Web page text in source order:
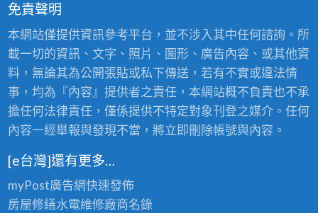
免責聲明
本網站僅提供資訊參考平台，並不涉入其中任何諮詢。所
載一切的資訊、文字、照片、圖形、廣告內容、或其他資
料，無論其為公開張貼或私下傳送，若有不實或違法情
事，均為『內容』提供者之責任，本網站概不負責也不承
擔任何法律責任，僅係提供不特定對象刊登之媒介。任何
內容一經舉報與發現不當，將立即刪除帳號與內容。
[e台灣]還有更多…
myPost廣告網快速發佈
房屋修繕水電維修廠商名錄